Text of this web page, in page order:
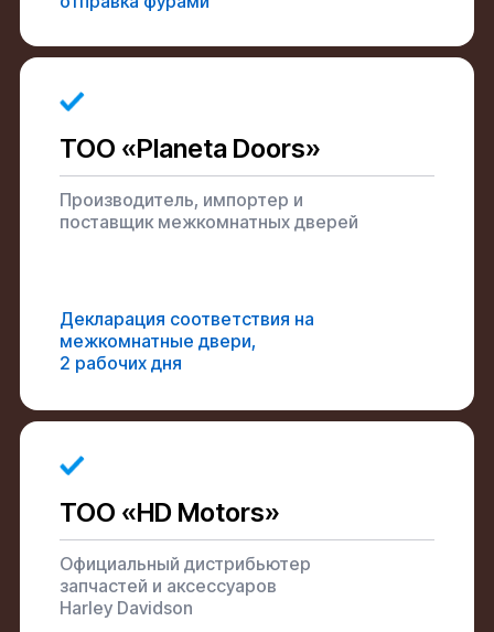
Официальный дистрибьютер
запчастей и аксессуаров
Harley Davidson
ТОО «HD Motors»
Декларация соответствия на
межкомнатные двери,
2 рабочих дня
Производитель, импортер и
поставщик межкомнатных дверей
ТОО «Planeta Doors»